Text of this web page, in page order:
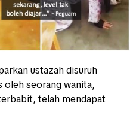
ustazah disuruh
oleh seorang wanita,
telah mendapat